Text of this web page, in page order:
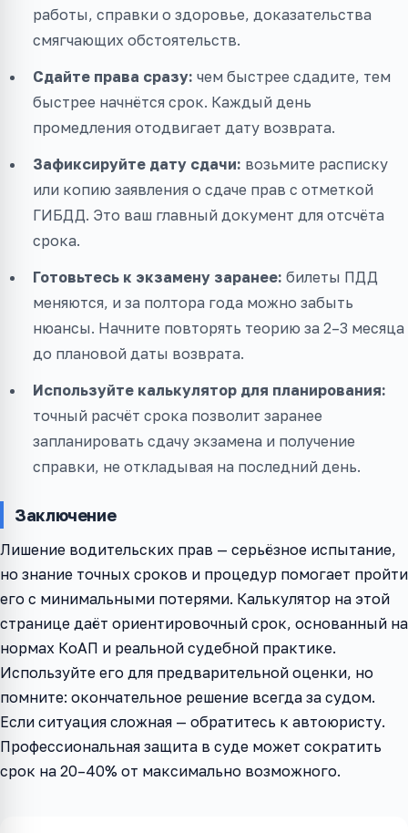
работы, справки о здоровье, доказательства
смягчающих обстоятельств.
Сдайте права сразу: чем быстрее сдадите, тем
быстрее начнётся срок. Каждый день
промедления отодвигает дату возврата.
Зафиксируйте дату сдачи: возьмите расписку
или копию заявления о сдаче прав с отметкой
ГИБДД. Это ваш главный документ для отсчёта
срока.
Готовьтесь к экзамену заранее: билеты ПДД
меняются, и за полтора года можно забыть
нюансы. Начните повторять теорию за 2–3 месяца
до плановой даты возврата.
Используйте калькулятор для планирования:
точный расчёт срока позволит заранее
запланировать сдачу экзамена и получение
справки, не откладывая на последний день.
Заключение
Лишение водительских прав — серьёзное испытание,
но знание точных сроков и процедур помогает пройти
его с минимальными потерями. Калькулятор на этой
странице даёт ориентировочный срок, основанный на
нормах КоАП и реальной судебной практике.
Используйте его для предварительной оценки, но
помните: окончательное решение всегда за судом.
Если ситуация сложная — обратитесь к автоюристу.
Профессиональная защита в суде может сократить
срок на 20–40% от максимально возможного.